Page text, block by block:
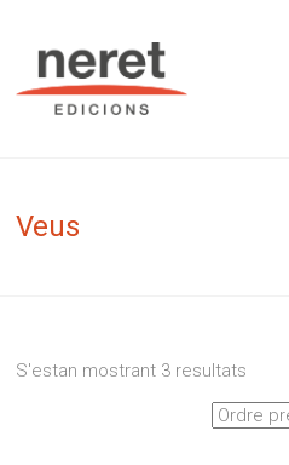
content
Veus
S'estan mostrant 3 resultats